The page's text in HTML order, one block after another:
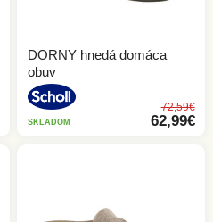
DORNY hnedá domáca
obuv
72,59€
62,99€
SKLADOM